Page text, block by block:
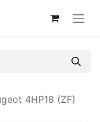
4HP18 (ZF)